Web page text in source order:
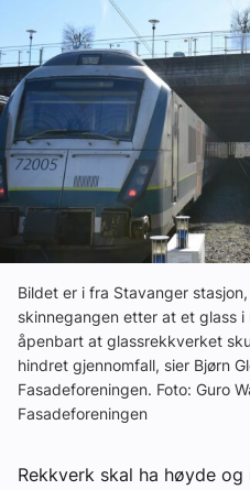
Ledige stillinger
eBlad
Aktivitetskalender
Bransjekommentar
Nyheter
Aktuelle prosjekter
Bildet er i fra Stavanger
skinnegangen etter at et glass
åpenbart at glassrekkverket
hindret gjennomfall, sier Bjørn
Fasadeforeningen. Foto: Guro
Fasadeforeningen
Rekkverk skal ha høyde